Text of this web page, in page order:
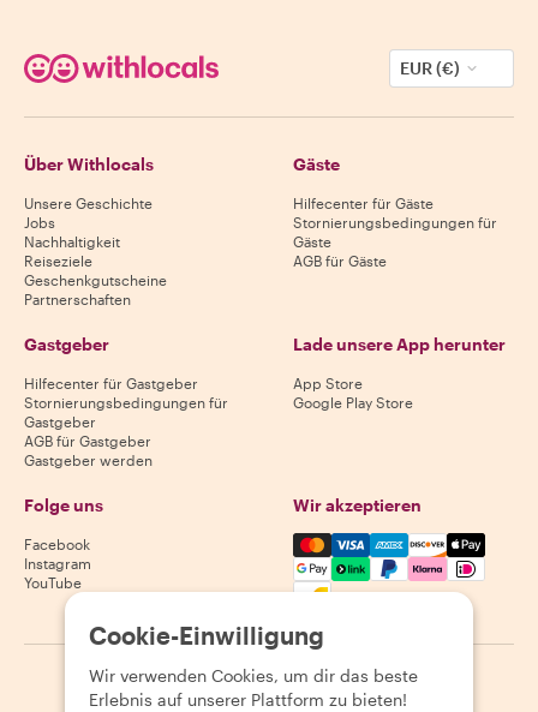
EUR (€)
Über Withlocals
Unsere Geschichte
Jobs
Nachhaltigkeit
Reiseziele
Geschenkgutscheine
Partnerschaften
Gäste
Hilfecenter für Gäste
Stornierungsbedingungen für
Gäste
AGB für Gäste
Gastgeber
Hilfecenter für Gastgeber
Stornierungsbedingungen für
Gastgeber
AGB für Gastgeber
Gastgeber werden
Lade unsere App herunter
App Store
Google Play Store
Folge uns
Facebook
Instagram
YouTube
Wir akzeptieren
Mastercard, Visa, Amex,
2026 Withlocals.com | Datenschutzerklärung | Cookies
Cookie-Einwilligung
Wir verwenden Cookies, um dir das beste
Erlebnis auf unserer Plattform zu bieten!